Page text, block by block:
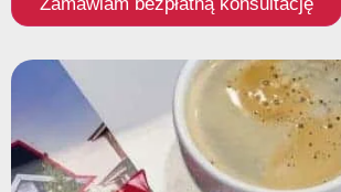
Zamawiam bezpłatną konsultację